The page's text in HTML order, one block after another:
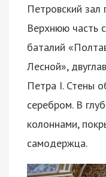
Петровский
Верхнюю часть
баталий
Лесной»,
Петра I. Стены
серебром. В
колоннами,
самодержца.